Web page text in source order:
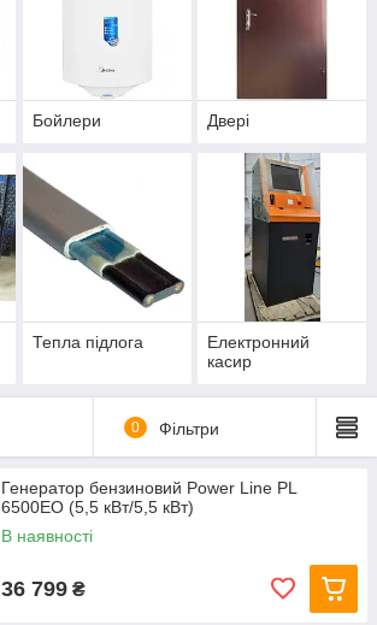
Бойлери Двері
Тепла підлога
Електронний
касир
0 Фільтри
Генератор бензиновий Power Line PL
6500EO (5,5 кВт/5,5 кВт)
В наявності
36 799 ₴